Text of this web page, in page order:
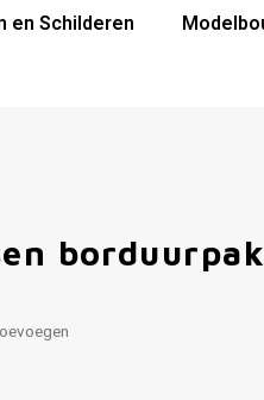
en Schilderen